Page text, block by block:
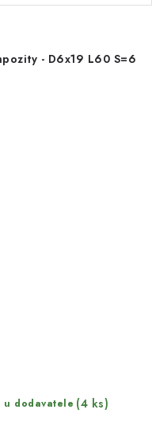
- D6x19 L60 S=6
u dodavatele (4 ks)